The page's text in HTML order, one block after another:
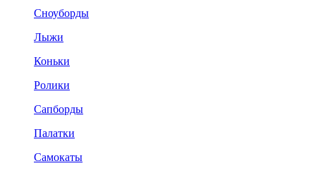
Сноуборды
Лыжи
Коньки
Ролики
Сапборды
Палатки
Самокаты